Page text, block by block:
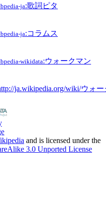
ja:歌詞ピタ
ja:コラムス
wikidata:ウォークマン
ja.wikipedia.org/wiki/ウォ
and is licensed under the
3.0 Unported License